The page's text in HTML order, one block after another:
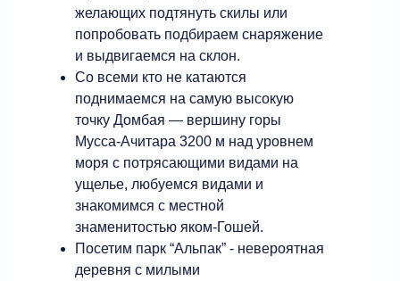
желающих подтянуть скилы или
попробовать подбираем снаряжение
и выдвигаемся на склон.
Со всеми кто не катаются
поднимаемся на самую высокую
точку Домбая — вершину горы
Мусса-Ачитара 3200 м над уровнем
моря с потрясающими видами на
ущелье, любуемся видами и
знакомимся с местной
знаменитостью яком-Гошей.
Посетим парк “Альпак” - невероятная
деревня с милыми